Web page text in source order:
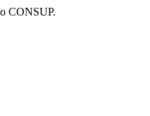
CONSUP.